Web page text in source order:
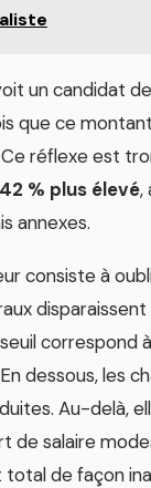
un candidat
que ce
réflexe est
42 % plus élevé,
annexes.
consiste à
correspond
dessous, les
Au-delà,
de salaire
total de façon